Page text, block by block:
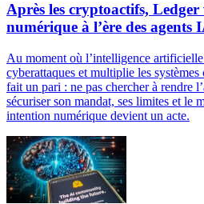
Après les cryptoactifs, Ledger
numérique à l’ère des agents
Au moment où l’intelligence
cyberattaques et multiplie les
fait un pari : ne pas chercher à rendre
sécuriser son mandat, ses limites et le
intention numérique devient un acte.